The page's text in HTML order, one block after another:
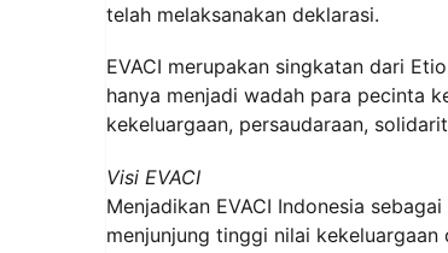
telah melaksanakan deklarasi.
EVACI merupakan singkatan dari
hanya menjadi wadah para pecinta
kekeluargaan, persaudaraan,
Visi EVACI
Menjadikan EVACI Indonesia
menjunjung tinggi nilai kekeluargaan